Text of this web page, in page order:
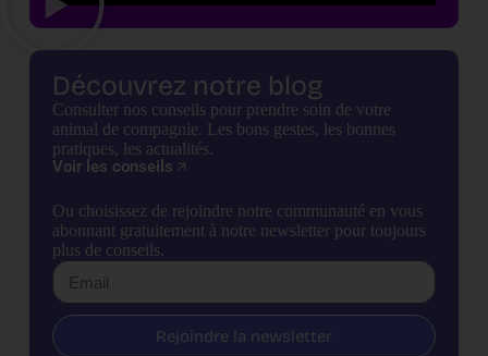
Découvrez notre blog
Consulter nos conseils pour prendre soin de votre
animal de compagnie. Les bons gestes, les bonnes
pratiques, les actualités.
Voir les conseils
Ou choisissez de rejoindre notre communauté en vous
abonnant gratuitement à notre newsletter pour toujours
plus de conseils.
Rejoindre la newsletter